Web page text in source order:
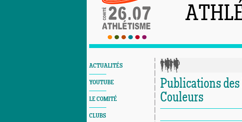
ACTUALITÉS
YOUTUBE
LE COMITÉ
CLUBS
Publications des
Couleurs